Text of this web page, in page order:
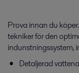
Prova innan du
tekniker för den
indunstningssystem,
Detaljerad